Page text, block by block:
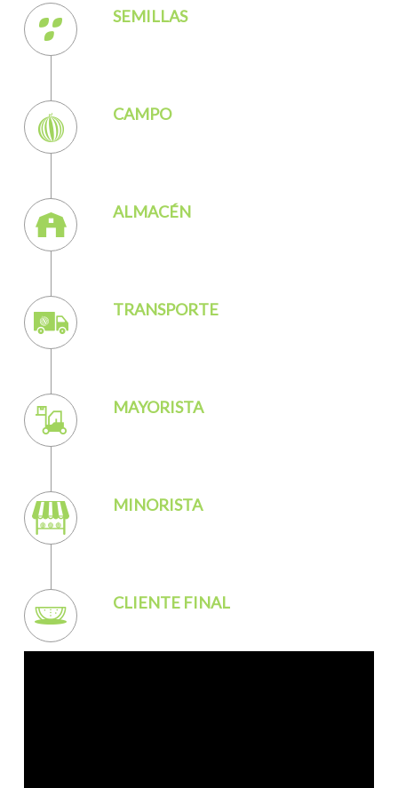
SEMILLAS
CAMPO
ALMACÉN
TRANSPORTE
MAYORISTA
MINORISTA
CLIENTE FINAL